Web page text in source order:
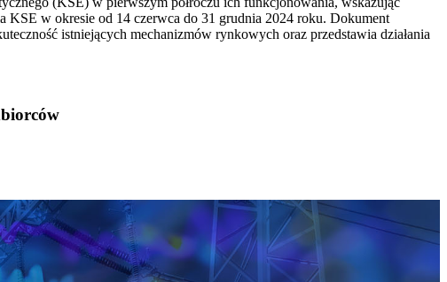
KSE w okresie od 14 czerwca do 31 grudnia 2024 roku. Dokument
istniejących mechanizmów rynkowych oraz przedstawia działania